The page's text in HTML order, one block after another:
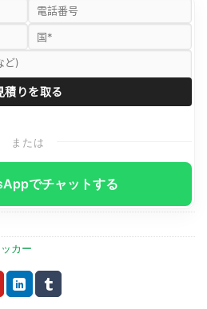
または
でチャットする
カー